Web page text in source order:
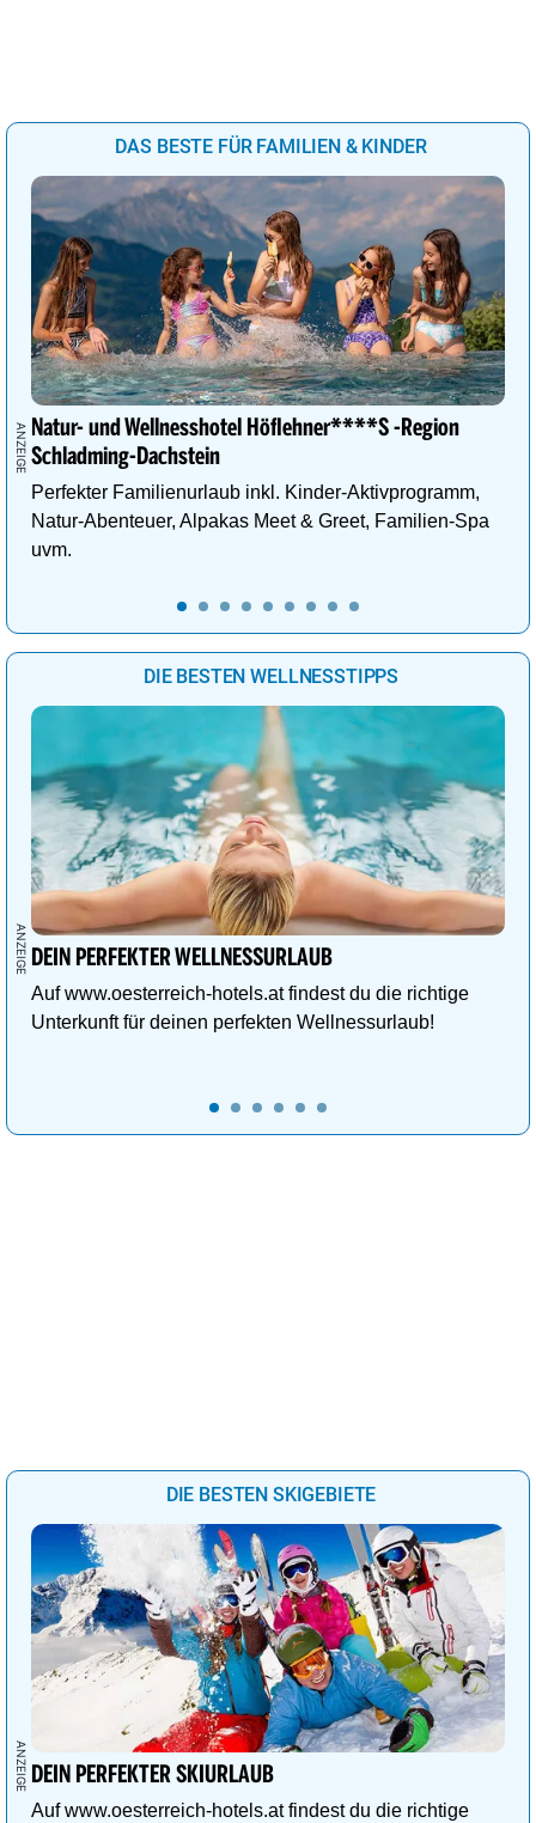
DAS BESTE FÜR FAMILIEN & KINDER
Natur- und Wellnesshotel Höflehner****S -Region
Schladming-Dachstein
Perfekter Familienurlaub inkl. Kinder-Aktivprogramm,
Natur-Abenteuer, Alpakas Meet & Greet, Familien-Spa
uvm.
DIE BESTEN WELLNESSTIPPS
DEIN PERFEKTER WELLNESSURLAUB
Auf www.oesterreich-hotels.at findest du die richtige
Unterkunft für deinen perfekten Wellnessurlaub!
DIE BESTEN SKIGEBIETE
DEIN PERFEKTER SKIURLAUB
Auf www.oesterreich-hotels.at findest du die richtige